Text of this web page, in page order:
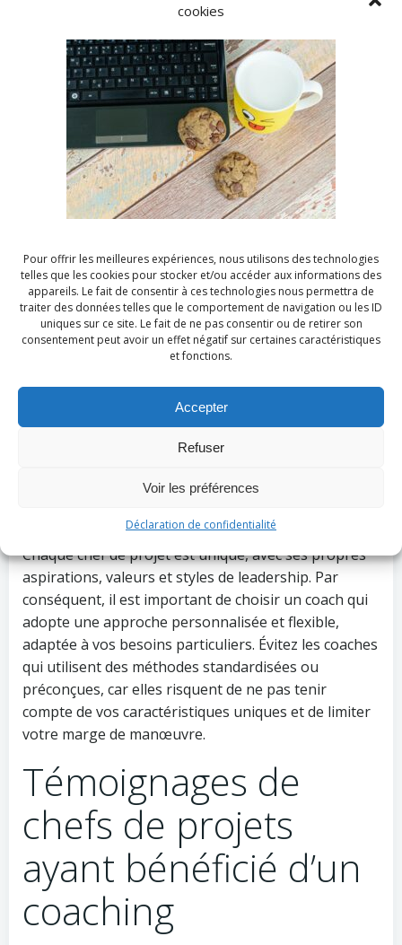
cookies
Pour offrir les meilleures expériences, nous utilisons des technologies
telles que les cookies pour stocker et/ou accéder aux informations des
appareils. Le fait de consentir à ces technologies nous permettra de
traiter des données telles que le comportement de navigation ou les ID
uniques sur ce site. Le fait de ne pas consentir ou de retirer son
consentement peut avoir un effet négatif sur certaines caractéristiques
et fonctions.
Accepter
Refuser
Voir les préférences
Déclaration de confidentialité
certifications et de formations reconnues dans le
domaine de la gestion de projets, telles que celles
offertes par le Project Management Institute (PMI),
l’International Coaching Federation (ICF) ou
l’Association for Talent Development (ATD). Ces
certifications garantissent que le coach dispose des
connaissances théoriques et pratiques nécessaires
pour vous guider efficacement dans votre démarche
de développement professionnel.
Assurez-vous que le coach a une expérience
significative dans la gestion de projets similaires au
vôtre, afin qu’il puisse comprendre les contextes, les
contraintes et les opportunités propres à votre
obtenues avec d’autres clients, afin de vous assurer
qu’il est bien outillé pour vous soutenir dans votre
Approche personnalisée
Chaque chef de projet est unique, avec ses propres
aspirations, valeurs et styles de leadership. Par
conséquent, il est important de choisir un coach qui
adopte une approche personnalisée et flexible,
adaptée à vos besoins particuliers. Évitez les coaches
qui utilisent des méthodes standardisées ou
préconçues, car elles risquent de ne pas tenir
compte de vos caractéristiques uniques et de limiter
votre marge de manœuvre.
Témoignages de
chefs de projets
ayant bénéficié d’un
coaching